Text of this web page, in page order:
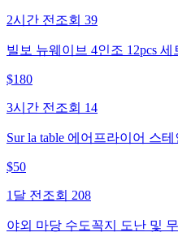
2시간 전 조회 39
빌보 뉴웨이브 4인조 12pcs 세
$180
3시간 전 조회 14
Sur la table 에어프라이어 스
$50
1달 전 조회 208
야외 마당 수도꼭지 도난 및